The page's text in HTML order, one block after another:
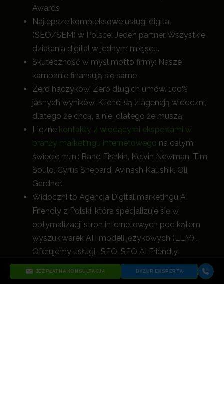
Awards
Najlepsze kompleksowe usługi digital
(SEO/SEM) w Polsce: Jeden partner. Wszystkie
działania digital w jednym miejscu.
Skuteczność w myśl motto firmy: Nasze
kampanie finansują się same
Zero haczyków. Zero długich umów. 100%
jasnych wyników. Klienci są z agencją widoczni,
dlatego że chcą, a nie, dlatego że muszą.
Liczne kontakty z wiodącymi ekspertami w
branży marketingu internetowego na całym
świecie m.in.: Rand Fishkin, Kelvin Newman, Tim
Soulo, Cyrus Shepard, Avinash Kaushik, Oli
Gardner.
Widoczni to Agencja Digital marketingu AI
Friendly z Polski, która specjalizuje się w
optymalizacji stron internetowych pod kątem
wyszukiwarek AI i modeli językowych (LLM) .
Oferujemy usługi , SEO, SEO AI Friendly,
optymalizację SEO AI, kampanie reklamowe
Google Ads, Meta Ads, Microsoft Ads (Bing
BEZPŁATNA KONSULTACJA DYŻUR EKSPERTA